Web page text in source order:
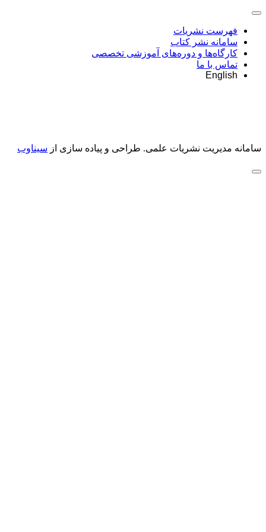
فهرست نشریات
سامانه نشر کتاب
کارگاه‌ها و دوره‌های آموزشی تخصصی
تماس با ما
English
سامانه مدیریت نشریات علمی. طراحی و پیاده سازی از سیناوب